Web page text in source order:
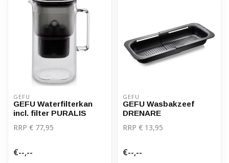
GEFU
GEFU Waterfilterkan
incl. filter PURALIS
RRP € 77,95
€--,--
GEFU
GEFU Wasbakzeef
DRENARE
RRP € 13,95
€--,--